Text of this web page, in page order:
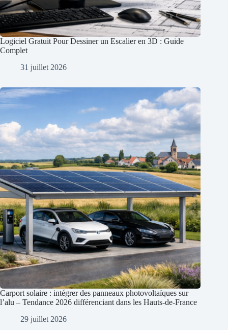
Logiciel Gratuit Pour Dessiner un Escalier en 3D : Guide
Complet
31 juillet 2026
Carport solaire : intégrer des panneaux photovoltaïques sur
l’alu – Tendance 2026 différenciant dans les Hauts-de-France
29 juillet 2026